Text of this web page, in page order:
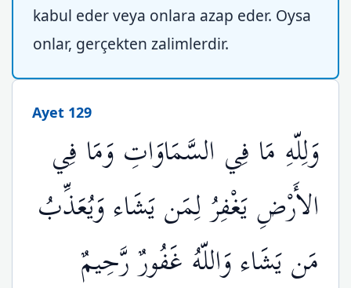
kabul eder veya onlara azap eder. Oysa
onlar, gerçekten zalimlerdir.
Ayet 129
وَلِلّهِ مَا فِي السَّمَاوَاتِ وَمَا فِي
الأَرْضِ يَغْفِرُ لِمَن يَشَاء وَيُعَذِّبُ
مَن يَشَاء وَاللّهُ غَفُورٌ رَّحِيمٌ